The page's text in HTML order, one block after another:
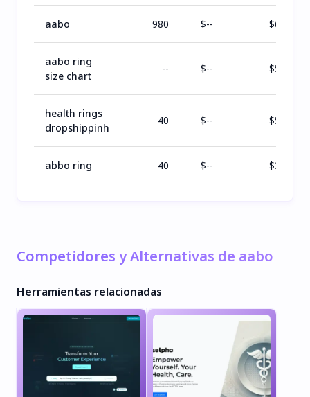
aabo 980 $-- $61
aabo ring
size chart
-- $-- $57
health rings
dropshippinh
40 $-- $56
abbo ring 40 $-- $38
Competidores y Alternativas de aabo
Herramientas relacionadas